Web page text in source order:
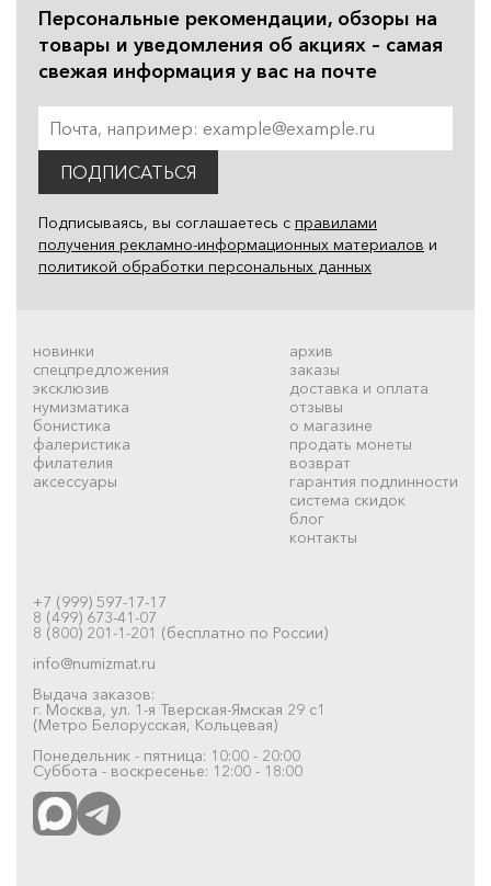
Персональные рекомендации, обзоры на
товары и уведомления об акциях – самая
свежая информация у вас на почте
ПОДПИСАТЬСЯ
Подписываясь, вы соглашаетесь с правилами
получения рекламно-информационных материалов и
политикой обработки персональных данных
новинки
спецпредложения
эксклюзив
нумизматика
бонистика
фалеристика
филателия
аксессуары
архив
заказы
доставка и оплата
отзывы
о магазине
продать монеты
возврат
гарантия подлинности
система скидок
блог
контакты
+7 (999) 597-17-17
8 (499) 673-41-07
8 (800) 201-1-201 (бесплатно по России)
info@numizmat.ru
Выдача заказов:
г. Москва, ул. 1-я Тверская-Ямская 29 с1
(Метро Белорусская, Кольцевая)
Понедельник - пятница: 10:00 - 20:00
Суббота - воскресенье: 12:00 - 18:00